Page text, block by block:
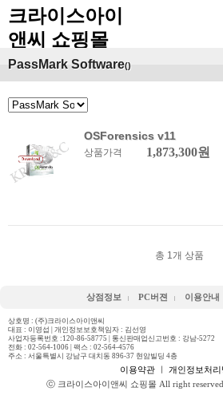
크라이스아이
앤씨 쇼핑몰
PassMark Software()
OSForensics v11
상품가격 1,873,300원
총 1개 상품
상점정보 PC버젼 이용안내
상호명 : (주)크라이스아이앤씨
대표 : 이영섭 | 개인정보보호책임자 : 김선영
사업자등록번호 :120-86-58775 | 통신판매업신고번호 : 강남-5272
전화 : 02-564-1006 | 팩스 : 02-564-4576
주소 : 서울특별시 강남구 대치동 896-37 현암빌딩 4층
이용약관ㅣ 개인정보처리
ⓒ 크라이스아이앤씨 쇼핑몰 All right reserved.